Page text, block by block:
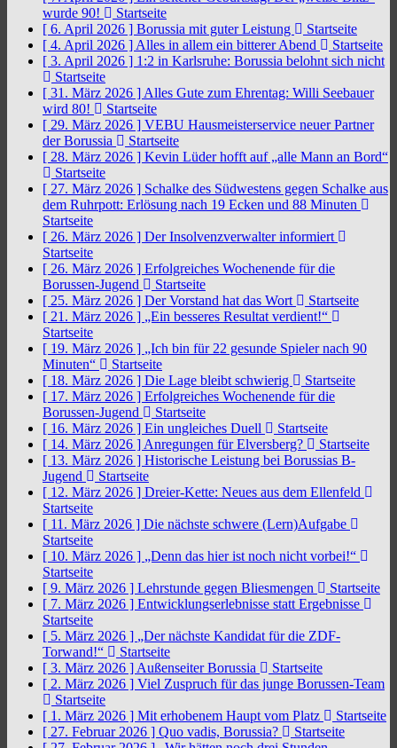
wurde 90!
Startseite
[ 6. April 2026 ] Borussia mit guter Leistung
Startseite
[ 4. April 2026 ] Alles in allem ein bitterer Abend
Startseite
[ 3. April 2026 ] 1:2 in Karlsruhe: Borussia belohnt sich nicht
Startseite
[ 31. März 2026 ] Alles Gute zum Ehrentag: Willi Seebauer
wird 80!
Startseite
[ 29. März 2026 ] VEBU Hausmeisterservice neuer Partner
der Borussia
Startseite
[ 28. März 2026 ] Kevin Lüder hofft auf „alle Mann an Bord“
Startseite
[ 27. März 2026 ] Schalke des Südwestens gegen Schalke aus
dem Ruhrpott: Erlösung nach 19 Ecken und 88 Minuten
Startseite
[ 26. März 2026 ] Der Insolvenzverwalter informiert
Startseite
[ 26. März 2026 ] Erfolgreiches Wochenende für die
Borussen-Jugend
Startseite
[ 25. März 2026 ] Der Vorstand hat das Wort
Startseite
[ 21. März 2026 ] „Ein besseres Resultat verdient!“
Startseite
[ 19. März 2026 ] „Ich bin für 22 gesunde Spieler nach 90
Minuten“
Startseite
[ 18. März 2026 ] Die Lage bleibt schwierig
Startseite
[ 17. März 2026 ] Erfolgreiches Wochenende für die
Borussen-Jugend
Startseite
[ 16. März 2026 ] Ein ungleiches Duell
Startseite
[ 14. März 2026 ] Anregungen für Elversberg?
Startseite
[ 13. März 2026 ] Historische Leistung bei Borussias B-
Jugend
Startseite
[ 12. März 2026 ] Dreier-Kette: Neues aus dem Ellenfeld
Startseite
[ 11. März 2026 ] Die nächste schwere (Lern)Aufgabe
Startseite
[ 10. März 2026 ] „Denn das hier ist noch nicht vorbei!“
Startseite
[ 9. März 2026 ] Lehrstunde gegen Bliesmengen
Startseite
[ 7. März 2026 ] Entwicklungserlebnisse statt Ergebnisse
Startseite
[ 5. März 2026 ] „Der nächste Kandidat für die ZDF-
Torwand!“
Startseite
[ 3. März 2026 ] Außenseiter Borussia
Startseite
[ 2. März 2026 ] Viel Zuspruch für das junge Borussen-Team
Startseite
[ 1. März 2026 ] Mit erhobenem Haupt vom Platz
Startseite
[ 27. Februar 2026 ] Quo vadis, Borussia?
Startseite